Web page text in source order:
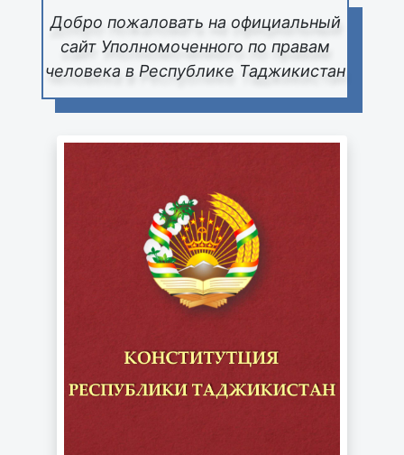
Добро пожаловать на официальный
сайт Уполномоченного по правам
человека в Республике Таджикистан